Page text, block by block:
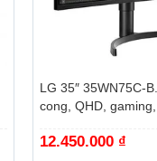
LG 35″ 35WN75C-
cong, QHD,
12.450.000 ₫